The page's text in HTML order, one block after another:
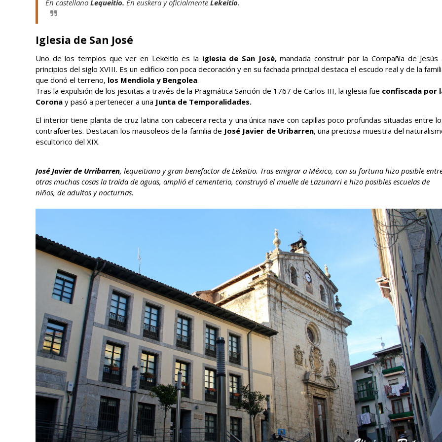
En castellano Lequeitio. En euskera y oficialmente Lekeitio.
Iglesia de San José
Uno de los templos que ver en Lekeitio es la iglesia de San José,mandada construir por la Compañía de Jesús
principios del siglo XVIII. Es un edificio con poca decoración y en su fachada principal destaca el escudo real y de la
que donó el terreno, los Mendiola y Bengolea.
Tras la expulsión de los jesuitas a través de la Pragmática Sanción de 1767 de Carlos III, la iglesia fue confiscada por
Corona y pasó a pertenecer a una Junta de Temporalidades.
El interior tiene planta de cruz latina con cabecera recta y una única nave con capillas poco profundas situadas entre
contrafuertes. Destacan los mausoleos de la familia de José Javier de Uribarren, una preciosa muestra del
escultorico del XIX.
José Javier de Urribarren, lequeitiano y gran benefactor de Lekeitio. Tras emigrar a México, con su fortuna hizo posible
otras muchas cosas la traída de aguas, amplió el cementerio, construyó el muelle de Lazunarri e hizo posibles escuelas de
niños, de adultos y nocturnas.